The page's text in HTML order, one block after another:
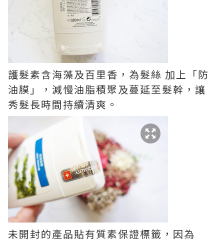
護髮素含海藻及百里香，為髮絲 加上「防
油膜」，減慢油脂積聚及蔓延至髮幹，讓
秀髮長時間持續清爽。
未開封的產品貼有質素保證標籤，因為